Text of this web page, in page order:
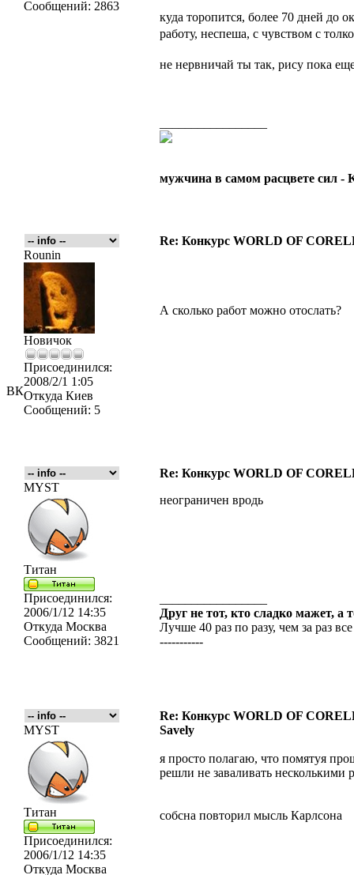
ВК
Сообщений: 2863
куда торопится, более 70 дней до
работу, неспеша, с чувством с
не нервничай ты так, рису пока
мужчина в самом расцвете сил -
Re: Конкурс WORLD OF
Rounin
Новичок
Присоединился:
2008/2/1 1:05
Откуда Киев
Сообщений: 5
А сколько работ можно отослать?
Re: Конкурс WORLD OF
MYST
Титан
Присоединился:
2006/1/12 14:35
Откуда Москва
Сообщений: 3821
неограничен вродь
Друг не тот, кто сладко мажет, а
Лучше 40 раз по разу, чем за раз
-----------
Re: Конкурс WORLD OF
MYST
Титан
Присоединился:
2006/1/12 14:35
Откуда Москва
Savely
я просто полагаю, что помятуя
решли не заваливать несколькими
собсна повторил мысль Карлсона